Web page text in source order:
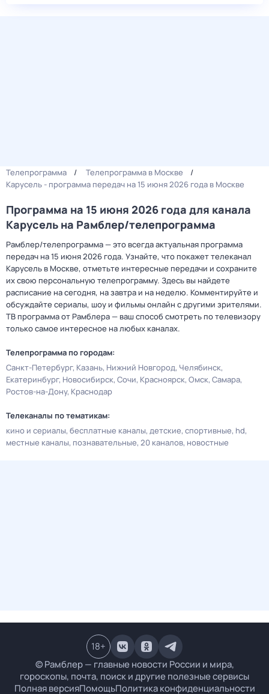
Телепрограмма
Телепрограмма в Москве
Карусель - программа передач на 15 июня 2026 года в Москве
Программа на 15 июня 2026 года для канала
Карусель на Рамблер/телепрограмма
Рамблер/телепрограмма — это всегда актуальная программа
передач на 15 июня 2026 года. Узнайте, что покажет телеканал
Карусель в Москве, отметьте интересные передачи и сохраните
их свою персональную телепрограмму. Здесь вы найдете
расписание на сегодня, на завтра и на неделю. Комментируйте и
обсуждайте сериалы, шоу и фильмы онлайн с другими зрителями.
ТВ программа от Рамблера — ваш способ смотреть по телевизору
только самое интересное на любых каналах.
Телепрограмма по городам:
Санкт-Петербург Казань Нижний Новгород Челябинск
Екатеринбург Новосибирск Сочи Красноярск Омск Самара
Ростов-на-Дону Краснодар
Телеканалы по тематикам:
кино и сериалы бесплатные каналы детские спортивные hd
местные каналы познавательные 20 каналов новостные
© Рамблер — главные новости России и мира,
гороскопы, почта, поиск и другие полезные сервисы
Полная версияПомощьПолитика конфиденциальности
18+